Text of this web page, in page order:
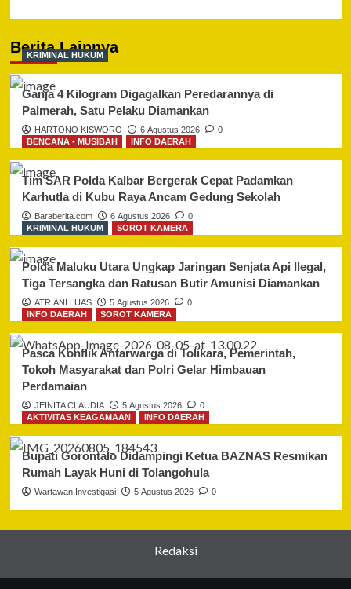
Berita Lainnya
KRIMINAL HUKUM
Ganja 4 Kilogram Digagalkan Peredarannya di
Palmerah, Satu Pelaku Diamankan
HARTONO KISWORO 6 Agustus 2026
0
BENCANA - MUSIBAH
INFO DAERAH
Tim SAR Polda Kalbar Bergerak Cepat Padamkan
Karhutla di Kubu Raya Ancam Gedung Sekolah
Baraberita.com 6 Agustus 2026
0
KRIMINAL HUKUM
SOROT KAMERA
Polda Maluku Utara Ungkap Jaringan Senjata Api Ilegal,
Tiga Tersangka dan Ratusan Butir Amunisi Diamankan
ATRIANI LUAS 5 Agustus 2026
0
INFO DAERAH
SOROT KAMERA
Pasca Konflik Antarwarga di Tolikara, Pemerintah,
Tokoh Masyarakat dan Polri Gelar Himbauan
Perdamaian
JEINITA CLAUDIA 5 Agustus 2026
0
AKTIVITAS KEAGAMAAN
INFO DAERAH
Bupati Gorontalo Didampingi Ketua BAZNAS Resmikan
Rumah Layak Huni di Tolangohula
Wartawan Investigasi 5 Agustus 2026 0
Redaksi